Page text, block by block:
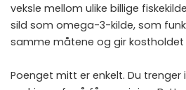
veksle mellom ulike billige
sild som omega-3-kilde, som
samme måtene og gir
Poenget mitt er enkelt. Du trenger